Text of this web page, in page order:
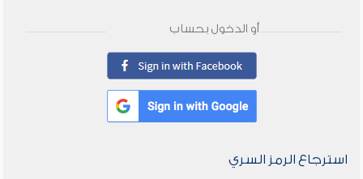
أو الدخول بحساب
استرجاع الرمز السري